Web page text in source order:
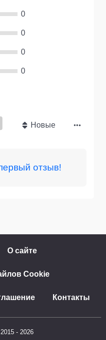
0
0
0
0
Новые
отзыв!
О сайте
Cookie
Контакты
- 2026